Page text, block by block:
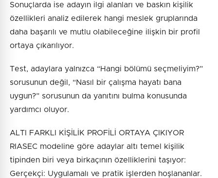
Sonuçlarda ise adayın ilgi alanları ve baskın kişilik
özellikleri analiz edilerek hangi meslek gruplarında
daha başarılı ve mutlu olabileceğine ilişkin bir profil
ortaya çıkarılıyor.
Test, adaylara yalnızca “Hangi bölümü seçmeliyim?”
sorusunun değil, “Nasıl bir çalışma hayatı bana
uygun?” sorusunun da yanıtını bulma konusunda
yardımcı oluyor.
ALTI FARKLI KİŞİLİK PROFİLİ ORTAYA ÇIKIYOR
RIASEC modeline göre adaylar altı temel kişilik
tipinden biri veya birkaçının özelliklerini taşıyor:
Gerçekçi: Uygulamalı ve pratik işlerden hoşlananlar.